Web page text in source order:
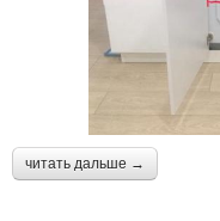
читать дальше →